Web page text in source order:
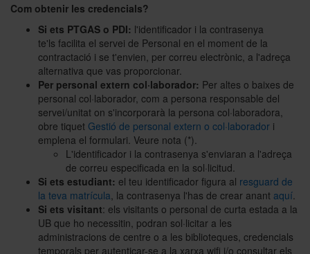
PAU: necessites ajuda?
Sobre l'Àrea TIC
Directori
Com obtenir les credencials?
Si ets PTGAS o PDI: l'identificador i la contrasenya
te'ls facilita el servei de Personal en el moment de la
contractació i se t'envien, per correu electrònic, a l'adreça
alternativa que vas proporcionar.
Per personal extern col·laborador: Per altes o baixes de
personal col·laborador, com a persona responsable del
servei/unitat on s'incorporarà la persona col·laboradora,
obre tiquet Gestió de personal extern o col·laborador i
emplena el formulari. Veure nota (*).
L'identificador i la contrasenya s'enviaran a l'adreça
de correu especificada en la sol·licitud.
Si ets estudiant: el teu identificador figura al resguard de
la teva matrícula , la contrasenya l'has de crear anant aquí
Si ets visitant: els visitants o personal de curta estada a la
UB que ho necessitin, podran sol·licitar a les
administracions de centre o a les biblioteques, credencials
temporals per autenticar-se a la xarxa wifi i/o consultar els